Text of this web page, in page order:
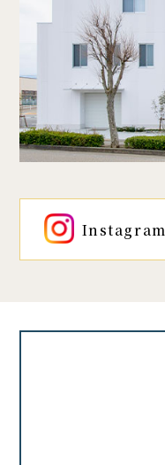
Instagram